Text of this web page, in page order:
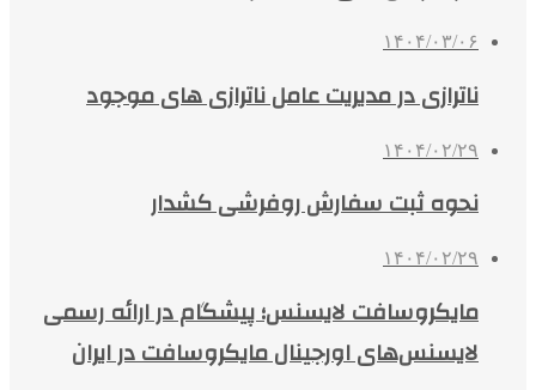
۱۴۰۴/۰۳/۰۶
ناترازی در مدیریت عامل ناترازی های موجود
۱۴۰۴/۰۲/۲۹
نحوه ثبت سفارش روفرشی کشدار
۱۴۰۴/۰۲/۲۹
مایکروسافت لایسنس؛ پیشگام در ارائه رسمی
لایسنس‌های اورجینال مایکروسافت در ایران